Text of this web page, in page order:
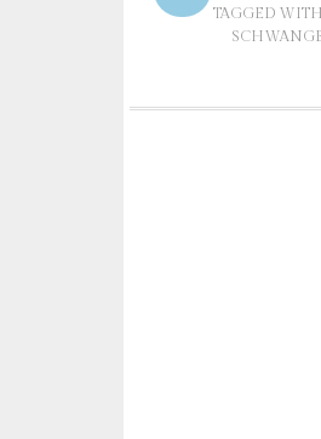
TAGGED